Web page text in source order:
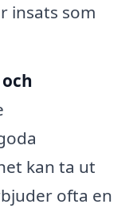
insats som
kan ta ut
ofta en